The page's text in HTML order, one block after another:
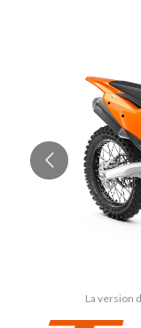
La version